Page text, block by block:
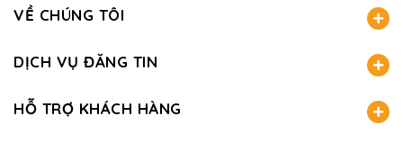
VỀ CHÚNG TÔI
DỊCH VỤ ĐĂNG TIN
HỖ TRỢ KHÁCH HÀNG